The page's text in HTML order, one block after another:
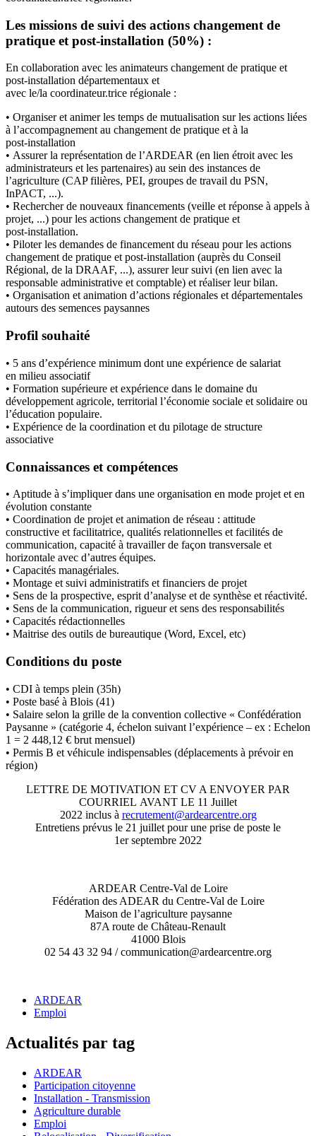
Les missions de suivi des actions changement de
pratique et post-installation (50%) :
En collaboration avec les animateurs changement de pratique et
post-installation départementaux et
avec le/la coordinateur.trice régionale :
• Organiser et animer les temps de mutualisation sur les actions liées
à l’accompagnement au changement de pratique et à la
post-installation
• Assurer la représentation de l’ARDEAR (en lien étroit avec les
administrateurs et les partenaires) au sein des instances de
l’agriculture (CAP filières, PEI, groupes de travail du PSN,
InPACT, ...).
• Rechercher de nouveaux financements (veille et réponse à appels à
projet, ...) pour les actions changement de pratique et
post-installation.
• Piloter les demandes de financement du réseau pour les actions
changement de pratique et post-installation (auprès du Conseil
Régional, de la DRAAF, ...), assurer leur suivi (en lien avec la
responsable administrative et comptable) et réaliser leur bilan.
• Organisation et animation d’actions régionales et départementales
autours des semences paysannes
Profil souhaité
• 5 ans d’expérience minimum dont une expérience de salariat
en milieu associatif
• Formation supérieure et expérience dans le domaine du
développement agricole, territorial l’économie sociale et solidaire ou
l’éducation populaire.
• Expérience de la coordination et du pilotage de structure
associative
Connaissances et compétences
• Aptitude à s’impliquer dans une organisation en mode projet et en
évolution constante
• Coordination de projet et animation de réseau : attitude
constructive et facilitatrice, qualités relationnelles et facilités de
communication, capacité à travailler de façon transversale et
horizontale avec d’autres équipes.
• Capacités managériales.
• Montage et suivi administratifs et financiers de projet
• Sens de la prospective, esprit d’analyse et de synthèse et réactivité.
• Sens de la communication, rigueur et sens des responsabilités
• Capacités rédactionnelles
• Maitrise des outils de bureautique (Word, Excel, etc)
Conditions du poste
• CDI à temps plein (35h)
• Poste basé à Blois (41)
• Salaire selon la grille de la convention collective « Confédération
Paysanne » (catégorie 4, échelon suivant l’expérience – ex : Echelon
1 = 2 448,12 € brut mensuel)
• Permis B et véhicule indispensables (déplacements à prévoir en
région)
LETTRE DE MOTIVATION ET CV A ENVOYER PAR
COURRIEL AVANT LE 11 Juillet
2022 inclus à recrutement@ardearcentre.org
Entretiens prévus le 21 juillet pour une prise de poste le
1er septembre 2022
ARDEAR Centre-Val de Loire
Fédération des ADEAR du Centre-Val de Loire
Maison de l’agriculture paysanne
87A route de Château-Renault
41000 Blois
02 54 43 32 94 / communication@ardearcentre.org
ARDEAR
Emploi
Actualités par tag
ARDEAR
Participation citoyenne
Installation - Transmission
Agriculture durable
Emploi